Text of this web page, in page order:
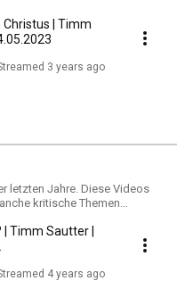
Christus | Timm
3 years ago
letzten Jahre. Diese Videos
kritische Themen
| Timm Sautter |
4 years ago